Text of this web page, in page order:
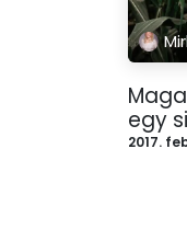
egy
2017.